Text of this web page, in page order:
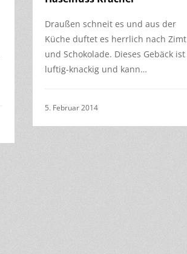
Draußen schneit es und aus der
Küche duftet es herrlich nach Zimt
und Schokolade. Dieses Gebäck ist
luftig-knackig und kann…
5. Februar 2014